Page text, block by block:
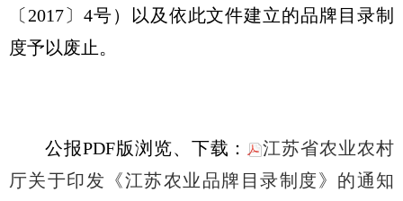
〔2017〕4号）以及依此文件建立的品牌目录制
度予以废止。
公报PDF版浏览、下载：
江苏省农业农村
厅关于印发《江苏农业品牌目录制度》的通知